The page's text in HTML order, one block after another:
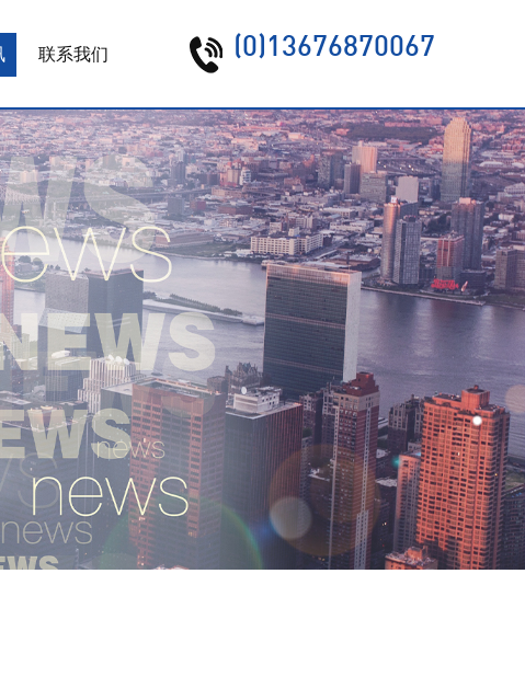
联系我们 (0)13676870067